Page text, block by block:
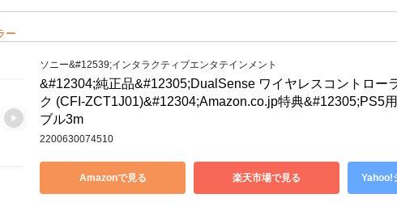
ー
ソニー&#12539;インタラクティブエンタテインメント
&#12304;純正品&#12305;DualSense ワイヤレスコントロー
ク (CFI-ZCT1J01)&#12304;Amazon.co.jp特典&#12305;PS5
ブル3m
2200630074510
Amazonで見る 楽天市場で見る Yahoo!